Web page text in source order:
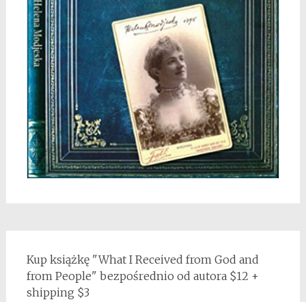
Kup książkę "What I Received from God and
from People" bezpośrednio od autora $12 +
shipping $3